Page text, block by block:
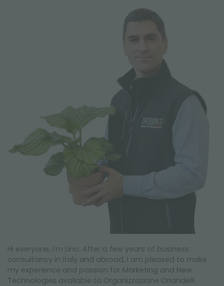
Hi everyone, I'm Lino. After a few years of business
consultancy in Italy and abroad, I am pleased to make
my experience and passion for Marketing and New
Technologies available to Organizzazione Orlandelli.